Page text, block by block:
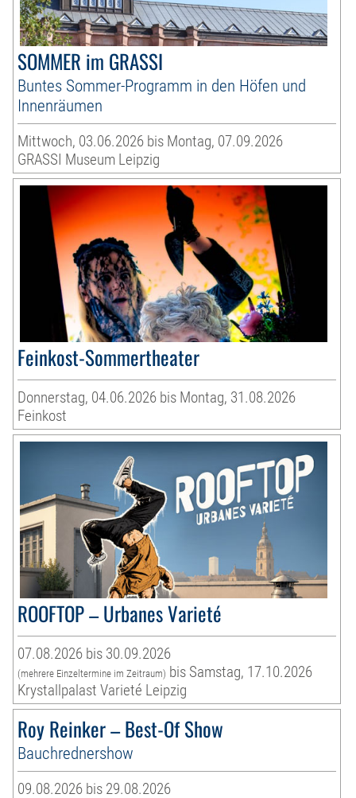
SOMMER im GRASSI
Buntes Sommer-Programm in den Höfen und
Innenräumen
Mittwoch, 03.06.2026 bis Montag, 07.09.2026
GRASSI Museum Leipzig
Feinkost-Sommertheater
Donnerstag, 04.06.2026 bis Montag, 31.08.2026
Feinkost
ROOFTOP – Urbanes Varieté
07.08.2026 bis 30.09.2026
(mehrere Einzeltermine im Zeitraum) bis Samstag, 17.10.2026
Krystallpalast Varieté Leipzig
Roy Reinker – Best-Of Show
Bauchrednershow
09.08.2026 bis 29.08.2026